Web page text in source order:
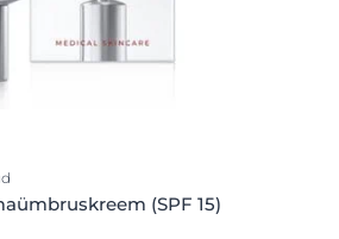
(SPF 15)